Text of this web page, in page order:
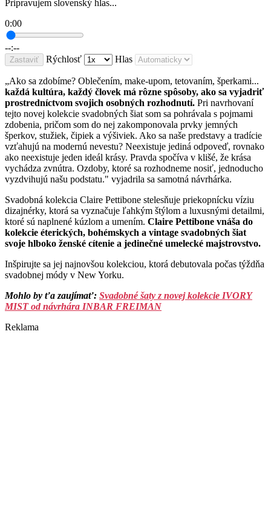
Pripravujem slovenský hlas...
0:00
--:--
Zastaviť Rýchlosť Hlas
„Ako sa zdobíme? Oblečením, make-upom, tetovaním, šperkami...
každá kultúra, každý človek má rôzne spôsoby, ako sa vyjadriť
prostredníctvom svojich osobných rozhodnutí. Pri navrhovaní
tejto novej kolekcie svadobných šiat som sa pohrávala s pojmami
zdobenia, pričom som do nej zakomponovala prvky jemných
šperkov, stužiek, čipiek a výšiviek. Ako sa naše predstavy a tradície
vzťahujú na modernú nevestu? Neexistuje jediná odpoveď, rovnako
ako neexistuje jeden ideál krásy. Pravda spočíva v klišé, že krása
vychádza zvnútra. Ozdoby, ktoré sa rozhodneme nosiť, jednoducho
vyzdvihujú našu podstatu." vyjadrila sa samotná návrhárka.
Svadobná kolekcia Claire Pettibone stelesňuje priekopnícku víziu
dizajnérky, ktorá sa vyznačuje ľahkým štýlom a luxusnými detailmi,
ktoré sú naplnené kúzlom a umením. Claire Pettibone vnáša do
kolekcie éterických, bohémskych a vintage svadobných šiat
svoje hlboko ženské cítenie a jedinečné umelecké majstrovstvo.
Inšpirujte sa jej najnovšou kolekciou, ktorá debutovala počas týždňa
svadobnej módy v New Yorku.
Mohlo by ťa zaujímať: Svadobné šaty z novej kolekcie IVORY
MIST od návrhára INBAR FREIMAN
Reklama